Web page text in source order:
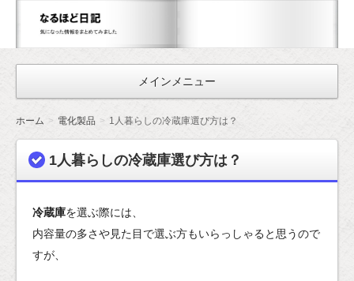
な
る
ほ
日
記
メインメニュー
ホーム 電化製品 1人暮らしの冷蔵庫選び方は？
1人暮らしの冷蔵庫選び方は？
冷蔵庫を選ぶ際には、
内容量の多さや見た目で選ぶ方もいらっしゃると思うので
すが、